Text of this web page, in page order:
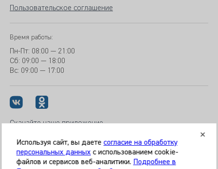
Пользовательское соглашение
Время работы:
Пн-Пт: 08:00 — 21:00
Сб: 09:00 — 18:00
Вс: 09:00 — 17:00
Скачайте наше приложение
Используя сайт, вы даете согласие на обработку
персональных данныхс использованием cookie-
файлов и сервисов веб-аналитики. Подробнее в